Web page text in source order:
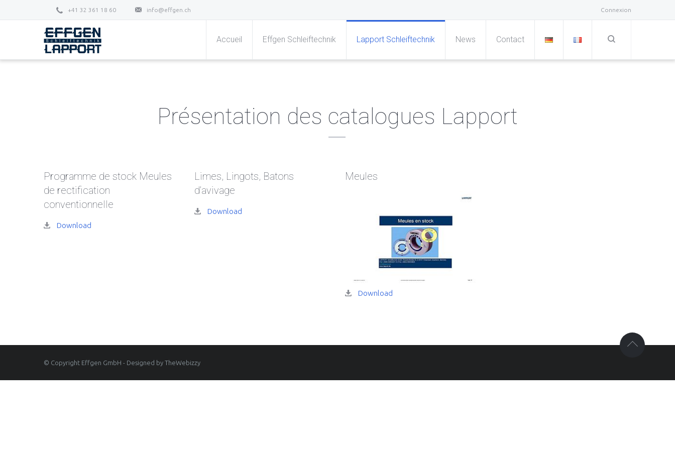
+41 32 361 18 60 info@effgen.ch Connexion
Accueil Effgen Schleiftechnik Lapport Schleiftechnik News Contact
Présentation des catalogues Lapport
Programme de stock Meules
de rectification
conventionnelle
Download
Limes, Lingots, Batons
d’avivage
Download
Meules
Download
© Copyright Effgen GmbH - Designed by TheWebizzy